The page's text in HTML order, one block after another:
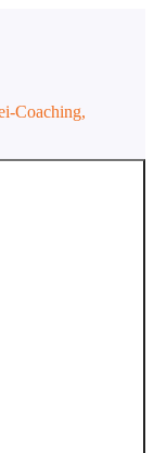
Coaching,